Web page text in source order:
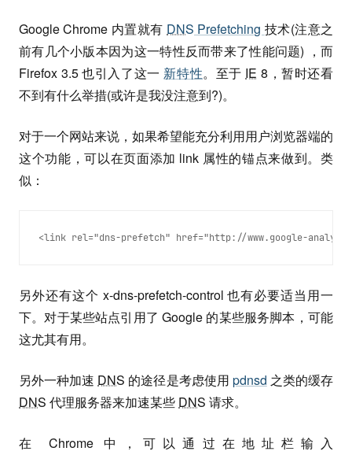
Google Chrome 内置就有 DNS Prefetching 技术(注意之
前有几个小版本因为这一特性反而带来了性能问题) ，而
Firefox 3.5 也引入了这一 新特性。至于 IE 8，暂时还看
不到有什么举措(或许是我没注意到?)。
对于一个网站来说，如果希望能充分利用用户浏览器端的
这个功能，可以在页面添加 link 属性的锚点来做到。类
似：
另外还有这个 x-dns-prefetch-control 也有必要适当用一
下。对于某些站点引用了 Google 的某些服务脚本，可能
这尤其有用。
另外一种加速 DNS 的途径是考虑使用 pdnsd 之类的缓存
DNS 代理服务器来加速某些 DNS 请求。
在 Chrome 中，可以通过在地址栏输入